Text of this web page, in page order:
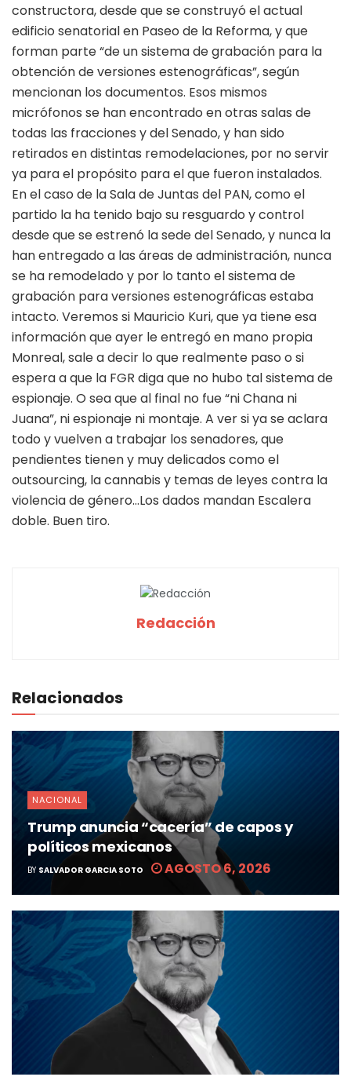
constructora, desde que se construyó el actual
edificio senatorial en Paseo de la Reforma, y que
forman parte “de un sistema de grabación para la
obtención de versiones estenográficas”, según
mencionan los documentos. Esos mismos
micrófonos se han encontrado en otras salas de
todas las fracciones y del Senado, y han sido
retirados en distintas remodelaciones, por no servir
ya para el propósito para el que fueron instalados.
En el caso de la Sala de Juntas del PAN, como el
partido la ha tenido bajo su resguardo y control
desde que se estrenó la sede del Senado, y nunca la
han entregado a las áreas de administración, nunca
se ha remodelado y por lo tanto el sistema de
grabación para versiones estenográficas estaba
intacto. Veremos si Mauricio Kuri, que ya tiene esa
información que ayer le entregó en mano propia
Monreal, sale a decir lo que realmente paso o si
espera a que la FGR diga que no hubo tal sistema de
espionaje. O sea que al final no fue “ni Chana ni
Juana”, ni espionaje ni montaje. A ver si ya se aclara
todo y vuelven a trabajar los senadores, que
pendientes tienen y muy delicados como el
outsourcing, la cannabis y temas de leyes contra la
violencia de género…Los dados mandan Escalera
doble. Buen tiro.
Redacción
Relacionados
NACIONAL
Trump anuncia “cacería” de capos y
políticos mexicanos
BY SALVADOR GARCIA SOTO AGOSTO 6, 2026